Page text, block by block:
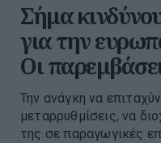
Σήμα
για την
Οι
Την ανάγκη να
μεταρρυθμίσεις, να
της σε παραγωγικές